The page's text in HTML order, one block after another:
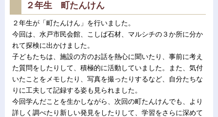
２年生 町たんけん
２年生が「町たんけん」を行いました。
今回は、水戸市民会館、こしば石材、マルシチの３か所に分か
れて探検に出かけました。
子どもたちは、施設の方のお話を熱心に聞いたり、事前に考え
た質問をしたりして、積極的に活動していました。また、気付
いたことをメモしたり、写真を撮ったりするなど、自分たちな
りに工夫して記録する姿も見られました。
今回学んだことを生かしながら、次回の町たんけんでも、より
詳しく調べたり新しい発見をしたりして、学習をさらに深めて